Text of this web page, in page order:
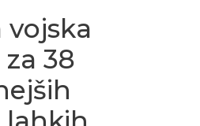
vojska
38